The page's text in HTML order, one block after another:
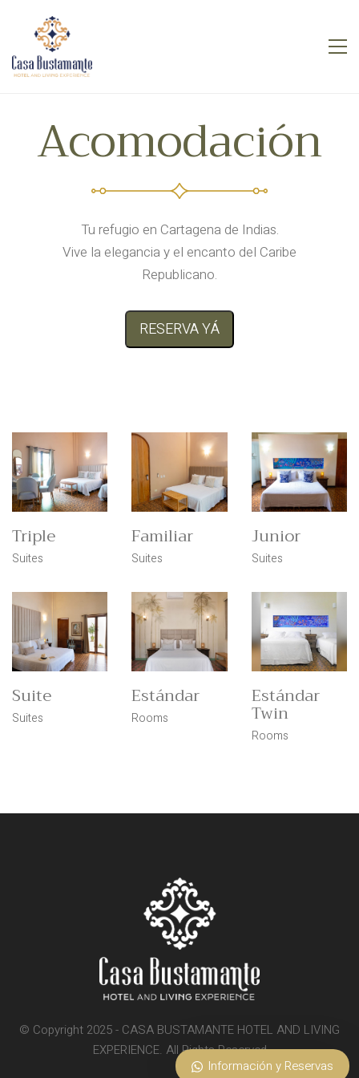
Acomodación
Tu refugio en Cartagena de Indias.
Vive la elegancia y el encanto del Caribe
Republicano.
RESERVA YÁ
Triple
Suites
Familiar
Suites
Junior
Suites
Suite
Suites
Estándar
Rooms
Estándar
Twin
Rooms
© Copyright 2025 - CASA BUSTAMANTE HOTEL AND LIVING
EXPERIENCE. All Rights Reserved
Información y Reservas